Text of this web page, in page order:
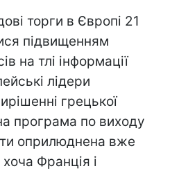
торги в Європі 21
підвищенням
на тлі інформації
лідери
грецької
програма по виходу
оприлюднена вже
Франція і